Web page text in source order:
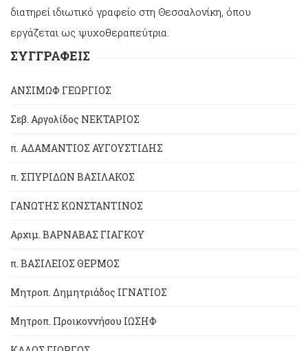
διατηρεί ιδιωτικό γραφείο στη Θεσσαλονίκη, όπου
εργάζεται ως ψυχοθεραπεύτρια.
ΣΥΓΓΡΑΦΕΙΣ
ΑΝΣΙΜΩΦ ΓΕΩΡΓΙΟΣ
Σεβ. Αργολίδος ΝΕΚΤΑΡΙΟΣ
π. ΑΔΑΜΑΝΤΙΟΣ ΑΥΓΟΥΣΤΙΔΗΣ
π. ΣΠΥΡΙΔΩΝ ΒΑΣΙΛΑΚΟΣ
ΓΑΝΩΤΗΣ ΚΩΝΣΤΑΝΤΙΝΟΣ
Αρχιμ. ΒΑΡΝΑΒΑΣ ΓΙΑΓΚΟΥ
π. ΒΑΣΙΛΕΙΟΣ ΘΕΡΜΟΣ
Μητροπ. Δημητριάδος ΙΓΝΑΤΙΟΣ
Μητροπ. Προικοννήσου ΙΩΣΗΦ